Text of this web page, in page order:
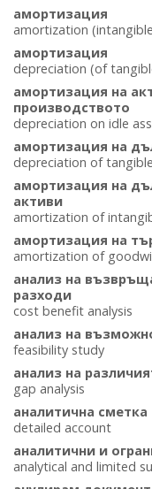
амортизация
amortization
амортизация
depreciation (of
амортизация на
производството
depreciation on idle
амортизация на
depreciation of
амортизация на
активи
amortization of
амортизация на
amortization of
анализ на
разходи
cost benefit analysis
анализ на
feasibility study
анализ на
gap analysis
аналитична сметка
detailed account
аналитични и
analytical and limited